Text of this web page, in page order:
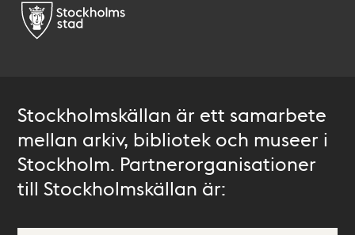
Stockholmskällan är ett samarbete
mellan arkiv, bibliotek och museer i
Stockholm. Partnerorganisationer
till Stockholmskällan är: